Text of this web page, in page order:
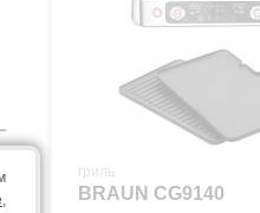
гриль
BRAUN CG9140
,